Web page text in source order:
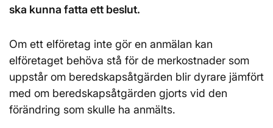
ska kunna fatta ett beslut.
Om ett elföretag inte gör en anmälan kan
elföretaget behöva stå för de merkostnader som
uppstår om beredskapsåtgärden blir dyrare jämfört
med om beredskapsåtgärden gjorts vid den
förändring som skulle ha anmälts.